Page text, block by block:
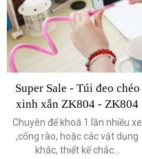
Super Sale - Túi đeo chéo
xinh xắn ZK804 - ZK804
Chuyên để khoá 1 lần nhiều xe
,cổng rào, hoặc các vật dụng
khác, thiết kế chắc...